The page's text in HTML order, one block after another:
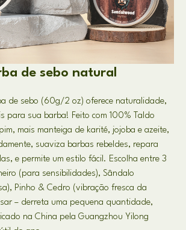
de sebo natural
de sebo (60g/2 oz) oferece naturalidade,
​​para sua barba! Feito com 100% Taldo
mais manteiga de karité, jojoba e azeite,
suaviza barbas rebeldes, repara
e permite um estilo fácil. Escolha entre 3
(para sensibilidades), Sândalo
Pinho & Cedro (vibração fresca da
– derreta uma pequena quantidade,
na China pela Guangzhou Yilong